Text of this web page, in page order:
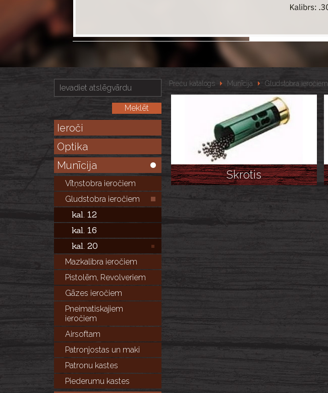
Ieroči
Optika
Munīcija
Vītņstobra ieročiem
Gludstobra ieročiem
kal. 12
kal. 16
kal. 20
Mazkalibra ieročiem
Pistolēm, Revolveriem
Gāzes ieročiem
Pneimatiskajiem
ieročiem
Airsoftam
Patronjostas un maki
Patronu kastes
Piederumu kastes
Preču katalogs Munīcija Gludstobra ieročiem
Skrotis